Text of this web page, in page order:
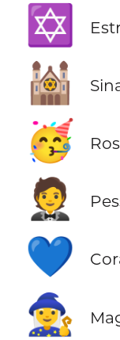
✡️
🕍
🥳
🤵
💙
🧙‍♀️